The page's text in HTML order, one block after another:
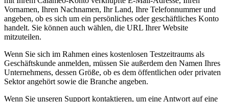
Vornamen, Ihren Nachnamen, Ihr Land, Ihre Telefonnummer und
angeben, ob es sich um ein persönliches oder geschäftliches Konto
handelt. Sie können auch wählen, die URL Ihrer Website
mitzuteilen.
Wenn Sie sich im Rahmen eines kostenlosen Testzeitraums als
Geschäftskunde anmelden, müssen Sie außerdem den Namen Ihres
Unternehmens, dessen Größe, ob es dem öffentlichen oder privaten
Sektor angehört sowie die Branche angeben.
Wenn Sie unseren Support kontaktieren, um eine Antwort auf eine